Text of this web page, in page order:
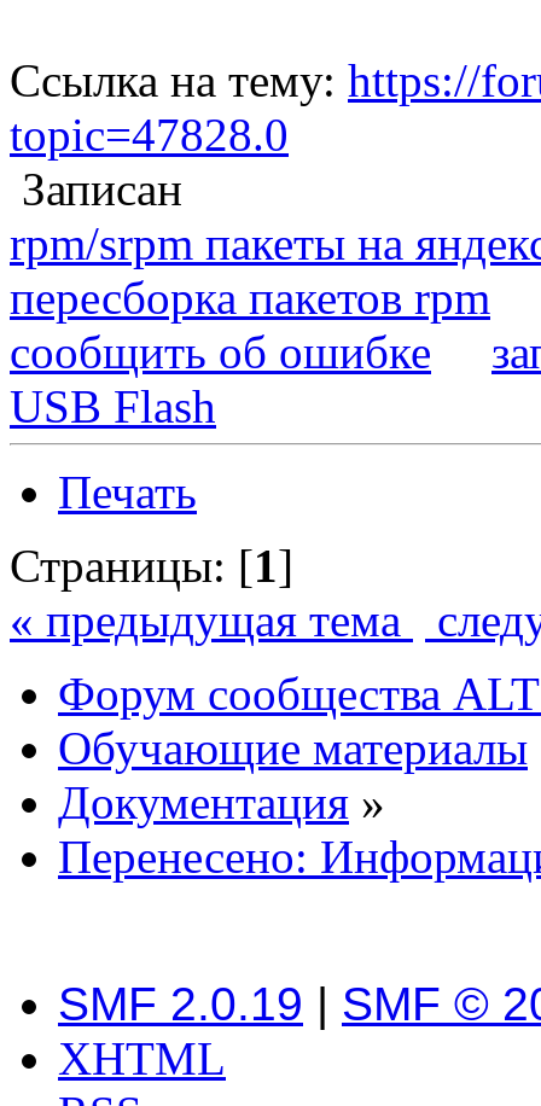
Ссылка на тему: https://
topic=47828.0
Записан
rpm/srpm пакеты на
пересборка пакетов rpm
сообщить об ошибке
USB Flash
Печать
Страницы: [1]
« предыдущая тема
Форум сообщества
Обучающие материалы
Документация »
Перенесено:
SMF 2.0.19 | SMF ©
XHTML